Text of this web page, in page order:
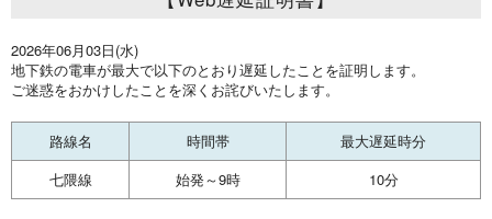
2026年06月03日(水)
地下鉄の電車が最大で以下のとおり遅延したことを証明します。
ご迷惑をおかけしたことを深くお詫びいたします。
路線名 時間帯
最大遅延時分
七隈線
始発～9時 10分